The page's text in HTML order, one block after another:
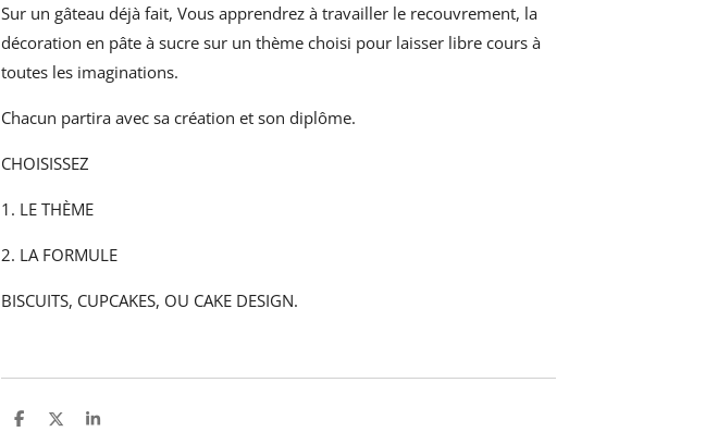
Sur un gâteau déjà fait, Vous apprendrez à travailler le recouvrement, la
décoration en pâte à sucre sur un thème choisi pour laisser libre cours à
toutes les imaginations.
Chacun partira avec sa création et son diplôme.
CHOISISSEZ
1. LE THÈME
2. LA FORMULE
BISCUITS, CUPCAKES, OU CAKE DESIGN.
P
P
P